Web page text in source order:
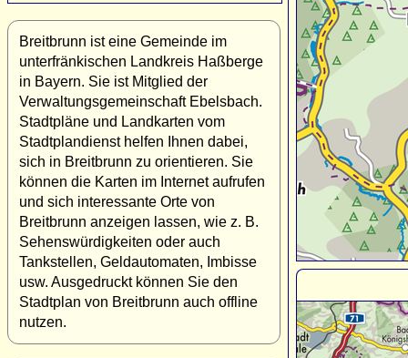
Breitbrunn ist eine Gemeinde im
unterfränkischen Landkreis Haßberge
in Bayern. Sie ist Mitglied der
Verwaltungsgemeinschaft Ebelsbach.
Stadtpläne und Landkarten vom
Stadtplandienst helfen Ihnen dabei,
sich in Breitbrunn zu orientieren. Sie
können die Karten im Internet aufrufen
und sich interessante Orte von
Breitbrunn anzeigen lassen, wie z. B.
Sehenswürdigkeiten oder auch
Tankstellen, Geldautomaten, Imbisse
usw. Ausgedruckt können Sie den
Stadtplan von Breitbrunn auch offline
nutzen.